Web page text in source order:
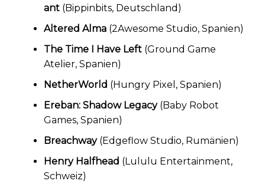
ant(Bippinbits, Deutschland)
Altered Alma(2Awesome Studio, Spanien)
The Time I Have Left(Ground Game
Atelier, Spanien)
NetherWorld (Hungry Pixel, Spanien)
Ereban: Shadow Legacy(Baby Robot
Games, Spanien)
Breachway(Edgeflow Studio, Rumänien)
Henry Halfhead (Lululu Entertainment,
Schweiz)